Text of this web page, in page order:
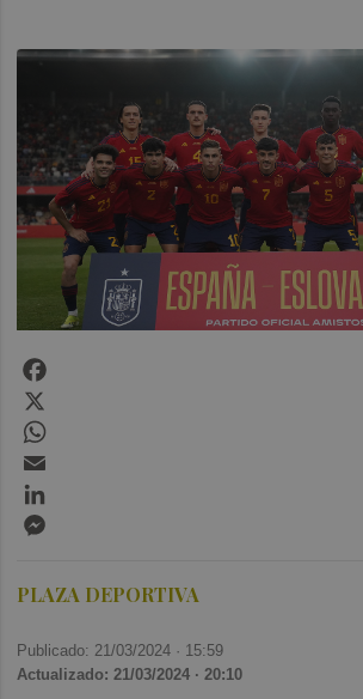
PLAZA DEPORTIVA
Publicado: 21/03/2024 · 15:59
Actualizado: 21/03/2024 · 20:10